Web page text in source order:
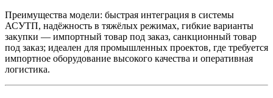
Преимущества модели: быстрая интеграция в системы
АСУТП, надёжность в тяжёлых режимах, гибкие варианты
закупки — импортный товар под заказ, санкционный товар
под заказ; идеален для промышленных проектов, где требуется
импортное оборудование высокого качества и оперативная
логистика.